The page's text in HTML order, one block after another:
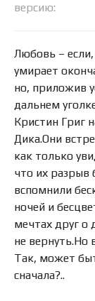
версию:
Любовь –
умирает
но, приложив
дальнем
Кристин Григ
Дика.Они
как только
что их разрыв
вспомнили
ночей и
мечтах друг о
не вернуть.Но
Так, может
сначала?..